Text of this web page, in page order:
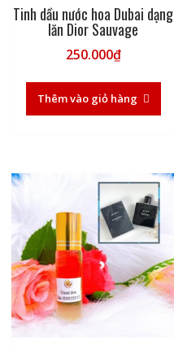
Tinh dầu nước hoa Dubai dạng
lăn Dior Sauvage
250.000₫
Thêm vào giỏ hàng